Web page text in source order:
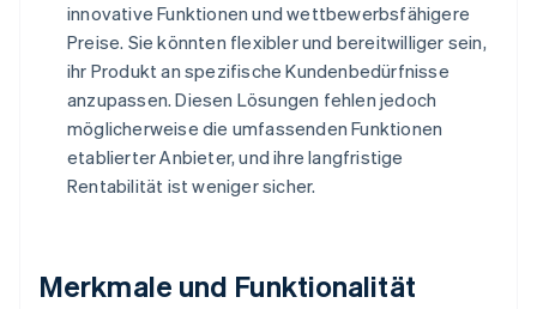
innovative Funktionen und wettbewerbsfähigere
Preise. Sie könnten flexibler und bereitwilliger sein,
ihr Produkt an spezifische Kundenbedürfnisse
anzupassen. Diesen Lösungen fehlen jedoch
möglicherweise die umfassenden Funktionen
etablierter Anbieter, und ihre langfristige
Rentabilität ist weniger sicher.
Merkmale und Funktionalität